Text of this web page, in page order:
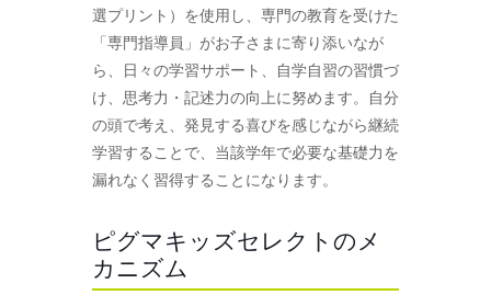
選プリント）を使用し、専門の教育を受けた
「専門指導員」がお子さまに寄り添いなが
ら、日々の学習サポート、自学自習の習慣づ
け、思考力・記述力の向上に努めます。自分
の頭で考え、発見する喜びを感じながら継続
学習することで、当該学年で必要な基礎力を
漏れなく習得することになります。
ピグマキッズセレクトのメ
カニズム